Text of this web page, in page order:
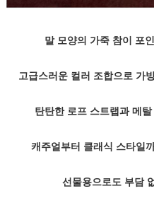
말 모양의 가죽 참이 포
고급스러운 컬러 조합으로 가
탄탄한 로프 스트랩과 메
캐주얼부터 클래식 스타일
선물용으로도 부담